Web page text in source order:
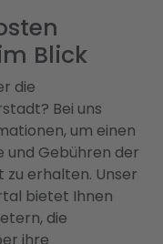
Blick
die
Bei uns
um einen
und Gebühren der
erhalten. Unser
bietet Ihnen
die
ihre